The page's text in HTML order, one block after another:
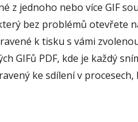
z jednoho nebo více GIF
bez problémů otevřete
k tisku s vámi
GIFů PDF, kde je každý
ke sdílení v procesech,